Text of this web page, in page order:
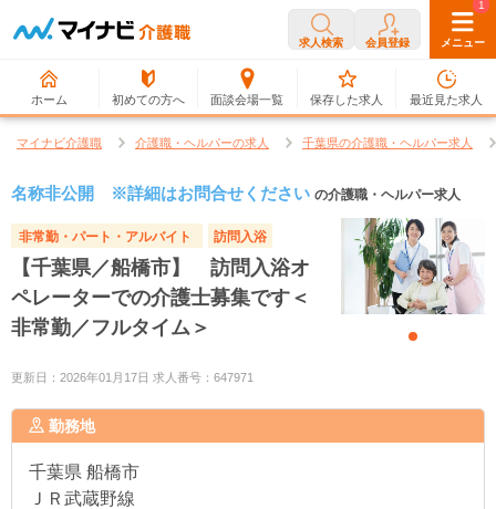
求人検索 会員登録 メニュー
ホーム 初めての方へ 面談会場一覧
0
保存した求人
1
最近見た求人
マイナビ介護職 介護職・ヘルパーの求人 千葉県の介護職・ヘルパー求人
名称非公開 ※詳細はお問合せください の介護職・ヘルパー求人
非常勤・パート・アルバイト 訪問入浴
【千葉県／船橋市】 訪問入浴オ
ペレーターでの介護士募集です＜
非常勤／フルタイム＞
更新日：2026年01月17日 求人番号：647971
勤務地
千葉県 船橋市
ＪＲ武蔵野線